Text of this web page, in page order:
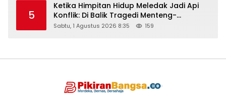
5
Ketika Himpitan Hidup Meledak Jadi Api
Konflik: Di Balik Tragedi Menteng-
Matraman Hingga Maling Ayam di Bali
Sabtu, 1 Agustus 2026 8:35 159